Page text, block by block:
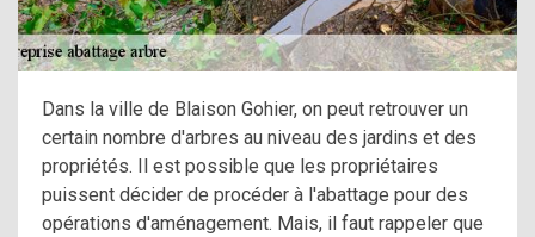
Dans la ville de Blaison Gohier, on peut retrouver un
certain nombre d'arbres au niveau des jardins et des
propriétés. Il est possible que les propriétaires
puissent décider de procéder à l'abattage pour des
opérations d'aménagement. Mais, il faut rappeler que